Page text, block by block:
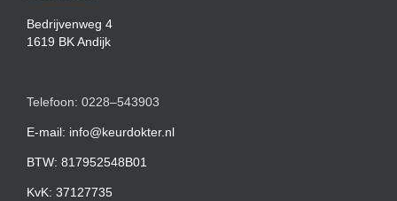
Bedrijvenweg 4
1619 BK Andijk
Telefoon: 0228–543903
E-mail: info@keurdokter.nl
BTW: 817952548B01
KvK: 37127735